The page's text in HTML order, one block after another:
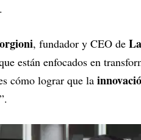
, fundador y CEO de
están enfocados en
cómo lograr que la